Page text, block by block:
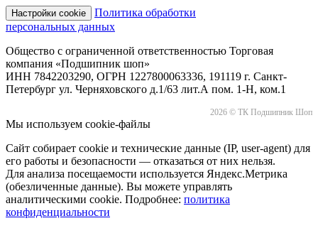
Настройки cookie
Политика обработки
персональных данных
Общество с ограниченной ответственностью Торговая
компания «Подшипник шоп»
ИНН 7842203290, ОГРН 1227800063336, 191119 г. Санкт-
Петербург ул. Черняховского д.1/63 лит.А пом. 1-Н, ком.1
2026 © ТК Подшипник Шоп
Мы используем cookie-файлы
Сайт собирает cookie и технические данные (IP, user-agent) для
его работы и безопасности — отказаться от них нельзя.
Для анализа посещаемости используется Яндекс.Метрика
(обезличенные данные). Вы можете управлять
аналитическими cookie. Подробнее: политика
конфиденциальности